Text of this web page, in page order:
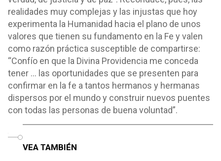
realidades muy complejas y las injustas que hoy
experimenta la Humanidad hacia el plano de unos
valores que tienen su fundamento en la Fe y valen
como razón práctica susceptible de compartirse:
“Confío en que la Divina Providencia me conceda
tener … las oportunidades que se presenten para
confirmar en la fe a tantos hermanos y hermanas
dispersos por el mundo y construir nuevos puentes
con todas las personas de buena voluntad”.
VEA TAMBIÉN